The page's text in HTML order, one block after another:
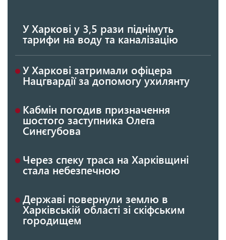
У Харкові у 3,5 рази піднімуть
тарифи на воду та каналізацію
У Харкові затримали офіцера
Нацгвардії за допомогу ухилянту
Кабмін погодив призначення
шостого заступника Олега
Синєгубова
Через спеку траса на Харківщині
стала небезпечною
Державі повернули землю в
Харківській області зі скіфським
городищем